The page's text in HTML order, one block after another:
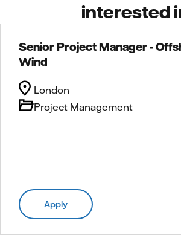
interested
Senior Project Manager -
Wind
Project Management
London
Apply